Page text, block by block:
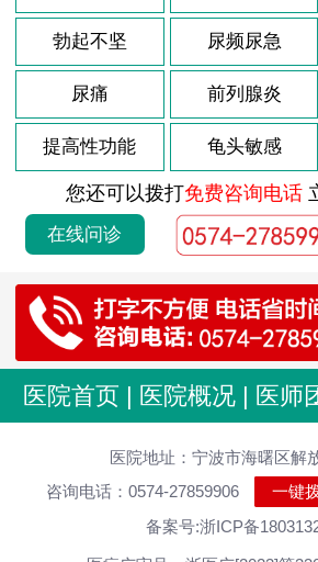
勃起不坚 尿频尿急
尿痛 前列腺炎
提高性功能 龟头敏感
您还可以拨打免费咨询电话
在线问诊
医院首页 | 医院概况 | 医师
医院地址：宁波市海曙区解
咨询电话：0574-27859906
一键
备案号:浙ICP备